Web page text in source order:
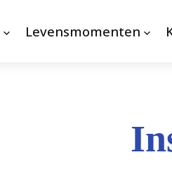
Levensmomenten